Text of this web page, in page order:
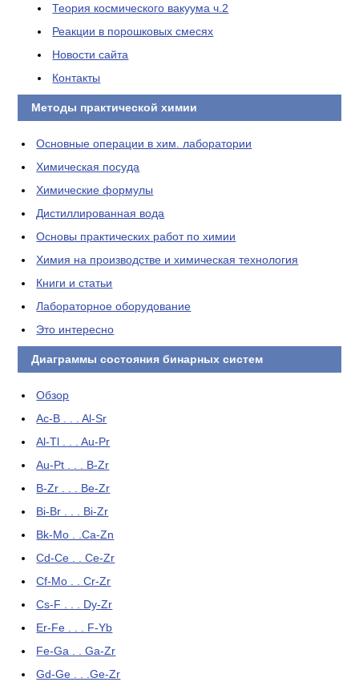
Теория космического вакуума ч.2
Реакции в порошковых смесях
Новости сайта
Контакты
Методы практической химии
Основные операции в хим. лаборатории
Химическая посуда
Химические формулы
Дистиллированная вода
Основы практических работ по химии
Химия на производстве и химическая технология
Книги и статьи
Лабораторное оборудование
Это интересно
Диаграммы состояния бинарных систем
Обзор
Ac-B . . . Al-Sr
Al-Tl . . . Au-Pr
Au-Pt . . . B-Zr
B-Zr . . . Be-Zr
Bi-Br . . . Bi-Zr
Bk-Mo . .Ca-Zn
Cd-Ce . . Ce-Zr
Cf-Mo . . Cr-Zr
Cs-F . . . Dy-Zr
Er-Fe . . . F-Yb
Fe-Ga . . Ga-Zr
Gd-Ge . . .Ge-Zr